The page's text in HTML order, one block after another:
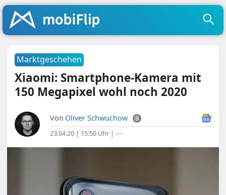
Marktgeschehen
Xiaomi: Smartphone-Kamera mit
150 Megapixel wohl noch 2020
Von Oliver Schwuchow
23.04.20 | 15:50 Uhr | ⋯